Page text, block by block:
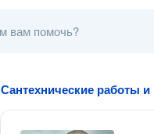
Сантехнические работы